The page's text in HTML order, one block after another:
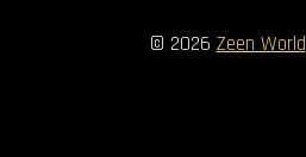
© 2026 Zeen World